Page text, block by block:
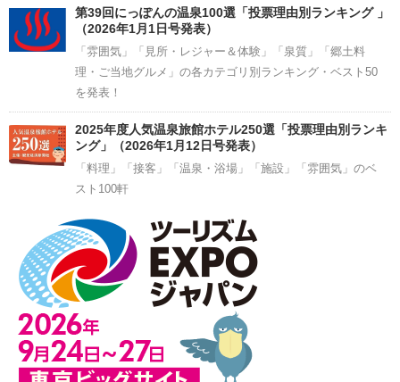
第39回にっぽんの温泉100選「投票理由別ランキング 」
（2026年1月1日号発表）
「雰囲気」「見所・レジャー＆体験」「泉質」「郷土料
理・ご当地グルメ」の各カテゴリ別ランキング・ベスト50
を発表！
2025年度人気温泉旅館ホテル250選「投票理由別ランキ
ング」（2026年1月12日号発表）
「料理」「接客」「温泉・浴場」「施設」「雰囲気」のベ
スト100軒